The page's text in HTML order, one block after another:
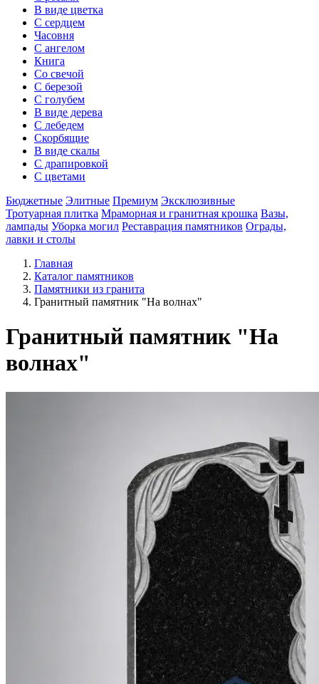
В виде цветка
С сердцем
Часовня
С ангелом
Книга
Со свечой
С березой
С голубем
В виде дерева
С лебедем
Скорбящие
В виде скалы
С драпировкой
С цветами
Бюджетные Элитные Премиум Эксклюзивные
Тротуарная плитка Мраморная и гранитная крошка Вазы,
лампады Уборка могил Реставрация памятников Ограды,
лавки и столы
Главная
Каталог памятников
Памятники из гранита
Гранитный памятник "На волнах"
Гранитный памятник "На
волнах"